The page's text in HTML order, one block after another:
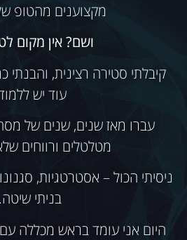
מקצוענים מהטופ
ושם? אין מקום
קיבלתי סטירה רצינית,
עוד יש
עברו מאז שנים, שנים של
מטלטלים ורווחים
ניסיתי הכול – אסטרטגיות,
בניתי שיטה.
היום אני עומד בראש מכללה